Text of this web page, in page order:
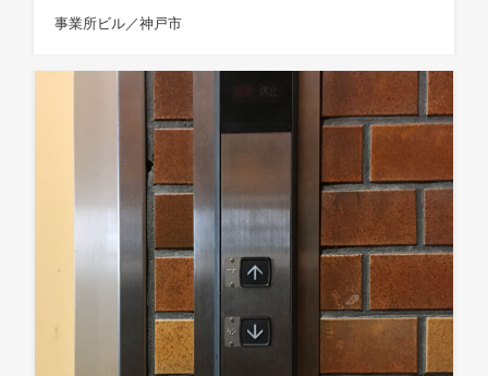
事業所ビル／神戸市